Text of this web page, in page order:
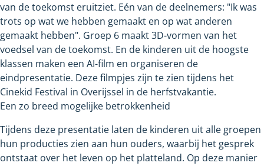
van de toekomst eruitziet. Eén van de deelnemers: "Ik was
trots op wat we hebben gemaakt en op wat anderen
gemaakt hebben". Groep 6 maakt 3D-vormen van het
voedsel van de toekomst. En de kinderen uit de hoogste
klassen maken een AI-film en organiseren de
eindpresentatie. Deze filmpjes zijn te zien tijdens het
Cinekid Festival in Overijssel in de herfstvakantie.
Een zo breed mogelijke betrokkenheid
Tijdens deze presentatie laten de kinderen uit alle groepen
hun producties zien aan hun ouders, waarbij het gesprek
ontstaat over het leven op het platteland. Op deze manier